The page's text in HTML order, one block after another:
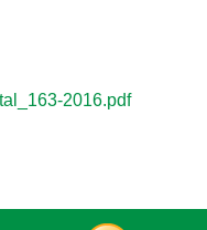
2016.pdf